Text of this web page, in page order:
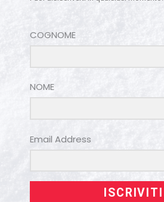
COGNOME
NOME
Email Address
ISCRIVITI